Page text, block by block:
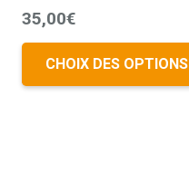
35,00€
CHOIX DES OPTIONS